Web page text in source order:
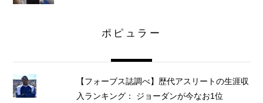
ポピュラー
【フォーブス誌調べ】歴代アスリートの生涯収
入ランキング： ジョーダンが今なお1位